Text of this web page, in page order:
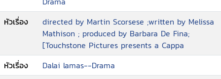
และ.เหตุที่ท่านต้องลี้ภัย ไปพำนักอาศัยที่ธรรมศาลา
ประเทศอินเดีย จนถึงปัจจุบัน
หัวเรื่อง
directed by Martin Scorsese ;written by Melissa
Mathison ; produced by Barbara De Fina;
[Touchstone Pictures presents a Cappa
หัวเรื่อง
Dalai lamas--Drama